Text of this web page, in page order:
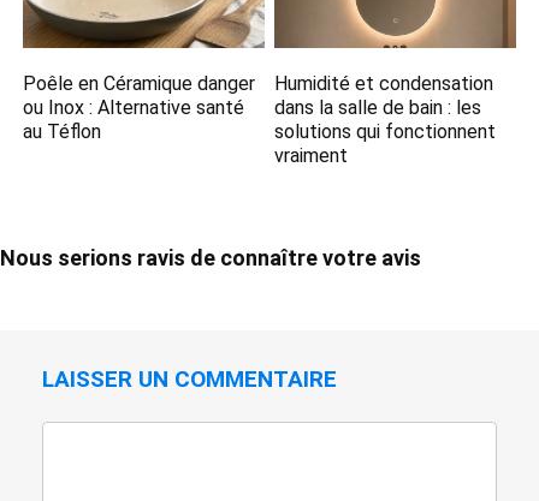
Poêle en Céramique danger​
ou Inox : Alternative santé
au Téflon
Humidité et condensation
dans la salle de bain : les
solutions qui fonctionnent
vraiment
Nous serions ravis de connaître votre avis
LAISSER UN COMMENTAIRE